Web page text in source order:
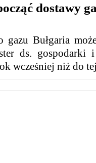
dostawy
gazu Bułgaria
ds. gospodarki
wcześniej niż do